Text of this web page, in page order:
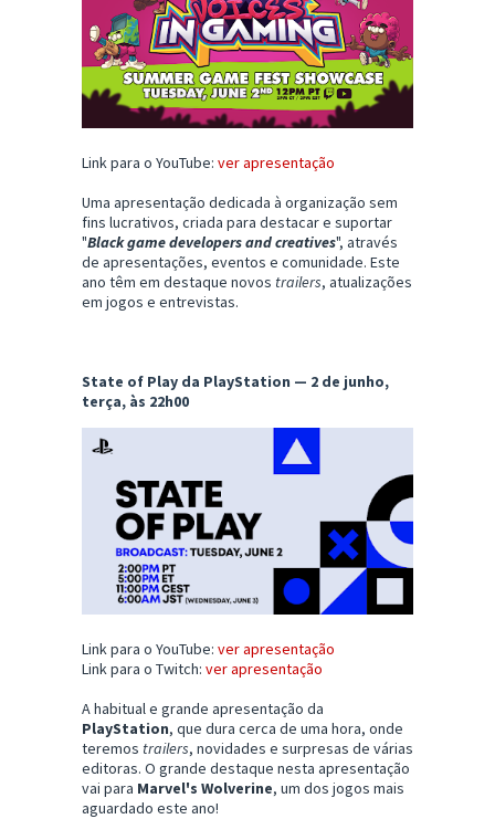
Link para o YouTube: ver apresentação
Uma apresentação dedicada à organização sem
fins lucrativos, criada para destacar e suportar
"Black game developers and creatives", através
de apresentações, eventos e comunidade. Este
ano têm em destaque novos trailers, atualizações
em jogos e entrevistas.
State of Play da PlayStation — 2 de junho,
terça, às 22h00
Link para o YouTube: ver apresentação
Link para o Twitch: ver apresentação
A habitual e grande apresentação da
PlayStation, que dura cerca de uma hora, onde
teremos trailers, novidades e surpresas de várias
editoras. O grande destaque nesta apresentação
vai para Marvel's Wolverine, um dos jogos mais
aguardado este ano!